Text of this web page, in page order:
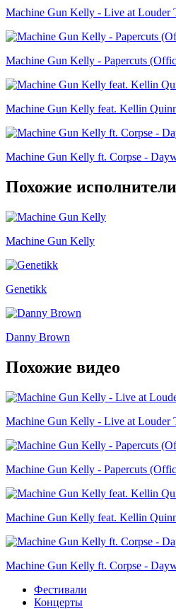
Machine Gun Kelly - Live at Louder
Machine Gun Kelly - Papercuts
Machine Gun Kelly feat. Kellin
Machine Gun Kelly ft. Corpse -
Похожие исполнители
Machine Gun Kelly
Genetikk
Danny Brown
Похожие видео
Machine Gun Kelly - Live at Louder
Machine Gun Kelly - Papercuts
Machine Gun Kelly feat. Kellin
Machine Gun Kelly ft. Corpse -
Фестивали
Концерты